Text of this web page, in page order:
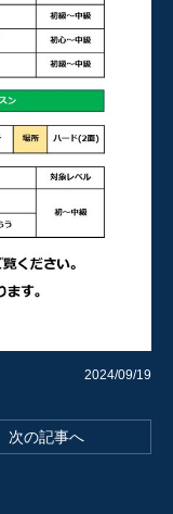
2024/09/19
次の記事へ